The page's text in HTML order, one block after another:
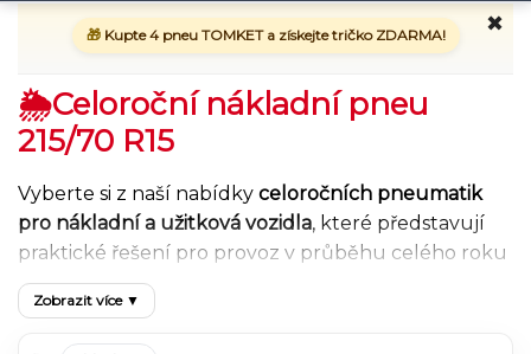
✖
🎁Kupte 4 pneu TOMKET a získejte tričko ZDARMA!
🌦︎Celoroční nákladní pneu
215/70 R15
Vyberte si z naší nabídky celoročních pneumatik
pro nákladní a užitková vozidla, které představují
praktické řešení pro provoz v průběhu celého roku
bez nutnosti sezónního přezouvání. Celoroční
nákladní pneu jsou navrženy tak, aby poskytovaly
vyvážené jízdní vlastnosti v různých povětrnostních
Zobrazit více ▼